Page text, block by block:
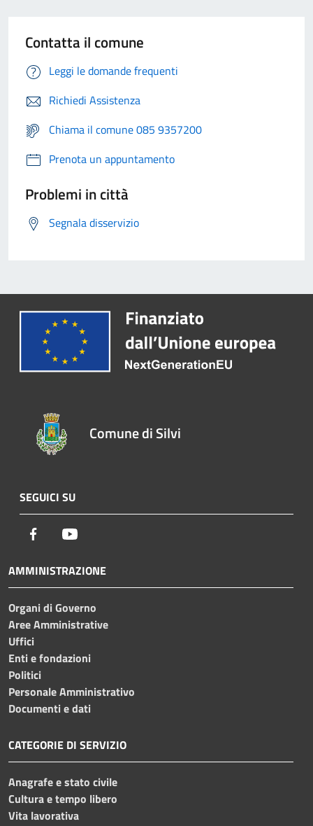
Contatta il comune
Leggi le domande frequenti
Richiedi Assistenza
Chiama il comune 085 9357200
Prenota un appuntamento
Problemi in città
Segnala disservizio
Comune di Silvi
SEGUICI SU
Facebook
AMMINISTRAZIONE
Organi di Governo
Aree Amministrative
Uffici
Enti e fondazioni
Politici
Personale Amministrativo
Documenti e dati
CATEGORIE DI SERVIZIO
Anagrafe e stato civile
Cultura e tempo libero
Vita lavorativa